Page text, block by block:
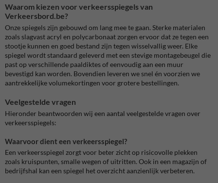
Waarom kiezen voor verkeersspiegels van
Verkeersbord.be?
Onze spiegels zijn gebouwd om lang mee te gaan. Sterke materialen
zoals slagvast acryl en polycarbonaat zorgen ervoor dat ze tegen een
stootje kunnen en goed bestand zijn tegen wisselvallig weer. Elke
spiegel wordt standaard geleverd met een stevige montagebeugel die
past op verschillende paaldiktes of eenvoudig aan een muur
bevestigd kan worden. Bovendien leveren we snel én voorzien we
aantrekkelijke volumekortingen voor grotere bestellingen.
Veelgestelde vragen
Hieronder beantwoorden wij een aantal veelgestelde vragen over
verkeersspiegels:
Waarvoor dient een verkeersspiegel?
Een verkeersspiegel zorgt voor beter zicht op risicovolle plekken
zoals kruispunten, smalle wegen of uitritten. Ook in een magazijn of
bedrijfshal kan een spiegel het overzicht aanzienlijk verbeteren.